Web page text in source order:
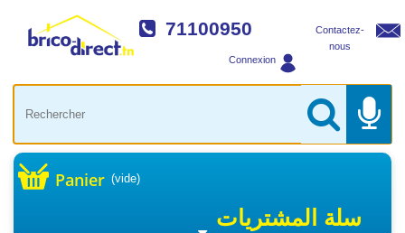
Contactez-
nous
71100950
Connexion
Panier (vide)
سلة المشتريات